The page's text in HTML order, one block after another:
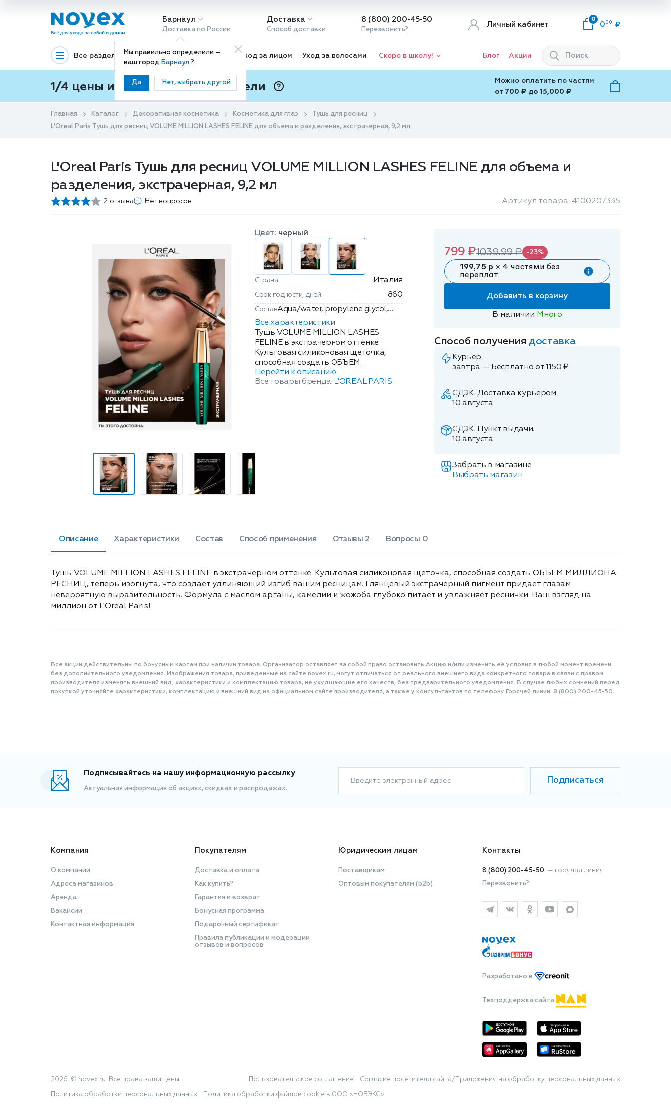
Барнаул
Доставка по России
Мы правильно определили —
ваш город Барнаул?
Да Нет, выбрать другой
Доставка
Способ доставки
8 (800) 200-45-50
Перезвонить?
Личный кабинет
0
0 00
Все разделы Декоративная косметика Уход за лицом Уход за волосами Скоро в школу! Блог Акции
1/4 цены и покупки ваши с Подели
Можно оплатить по частям
от 700 ₽ до 15,000 ₽
Главная Каталог Декоративная косметика Косметика для глаз
Тушь для ресниц
L'Oreal Paris Тушь для ресниц VOLUME MILLION LASHES FELINE для объема и разделения, экстрачерная, 9,2 мл
L'Oreal Paris Тушь для ресниц VOLUME MILLION LASHES FELINE для объема и
разделения, экстрачерная, 9,2 мл
2 отзыва Нет вопросов Артикул товара: 4100207335
Цвет: черный
Страна Италия
Срок годности, дней 860
СоставAqua/water, propylene glycol,
styrene/acrylates/ammonium
methacrylate copolymer,
polyurethane-35, cera
alba/beeswax, synthetic
fluorphlogopite, cetyl alcohol,
peg-200 glyceryl stearate,
copernicia cerifera cera/carnauba
powder, 2-oleamido-1,3-
pentaerythrityl tetra-di-t-butyl
hydroxyhydrocinnamate,
nelumbium speciosum
77891/titanium dioxide, ci
77510/ferric ferrocyanide].
Все характеристики
Тушь VOLUME MILLION LASHES
FELINE в экстрачерном оттенке.
Культовая силиконовая щеточка,
способная создать ОБЪЕМ
МИЛЛИОНА РЕСНИЦ, теперь
изогнута, что создаёт удлиняющий
взгляд на миллион от L'Oreal Paris!
Перейти к описанию
Все товары бренда: L'OREAL PARIS
799 ₽1039.99 ₽ -23%
199,75 р × 4 частями без
переплат
Добавить в корзину
В наличии Много
Способ получения доставка
Курьер
завтра — Бесплатно от 1150 ₽
СДЭК. Доставка курьером
10 августа
СДЭК. Пункт выдачи.
10 августа
Забрать в магазине
Выбрать магазин
Описание Характеристики Состав Способ применения Отзывы 2 Вопросы 0
Тушь VOLUME MILLION LASHES FELINE в экстрачерном оттенке. Культовая силиконовая щеточка, способная создать ОБЪЕМ МИЛЛИОНА
РЕСНИЦ, теперь изогнута, что создаёт удлиняющий изгиб вашим ресницам. Глянцевый экстрачерный пигмент придает глазам
невероятную выразительность. Формула с маслом арганы, камелии и жожоба глубоко питает и увлажняет реснички. Ваш взгляд на
миллион от L'Oreal Paris!
Все акции действительны по бонусным картам при наличии товара. Организатор оставляет за собой право остановить Акцию и/или изменить её условия в любой момент времени
без дополнительного уведомления. Изображения товара, приведенные на сайте novex.ru, могут отличаться от реального внешнего вида конкретного товара в связи с правом
производителя изменять внешний вид, характеристики и комплектацию товара, не ухудшающие его качеств, без предварительного уведомления. В случае любых сомнений перед
покупкой уточняйте характеристики, комплектацию и внешний вид на официальном сайте производителя, а также у консультантов по телефону Горячей линии: 8 (800) 200-45-50.
Подписывайтесь на нашу информационную рассылку
Актуальная информация об акциях, скидках и распродажах.
Введите электронный адрес Подписаться
Компания
О компании
Адреса магазинов
Аренда
Вакансии
Контактная информация
Покупателям
Доставка и оплата
Как купить?
Гарантия и возврат
Бонусная программа
Подарочный сертификат
Правила публикации и модерации
отзывов и вопросов
Юридическим лицам
Поставщикам
Оптовым покупателям (b2b)
Контакты
8 (800) 200-45-50 — горячая линия
Перезвонить?
Разработано в
Техподдержка сайта
2026 © novex.ru. Все права защищены Пользовательское соглашение Согласие посетителя сайта/Приложения на обработку персональных данных
Политика обработки персональных данных Политика обработки файлов cookie в ООО «НОВЭКС»